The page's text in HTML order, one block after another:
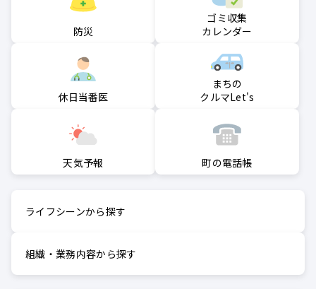
防災
ゴミ収集
カレンダー
休日当番医
まちの
クルマLet's
天気予報 町の電話帳
ライフシーンから探す
組織・業務内容から探す